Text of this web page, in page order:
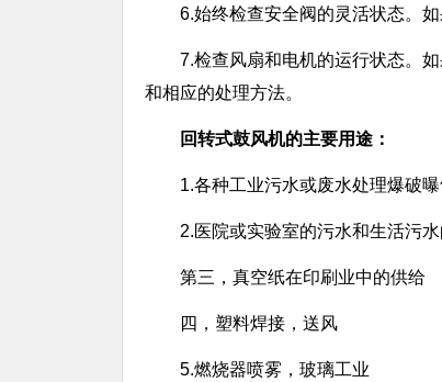
6.始终检查安全阀的灵活状态。
7.检查风扇和电机的运行状态。
和相应的处理方法。
回转式鼓风机的主要用途：
1.各种工业污水或废水处理爆破
2.医院或实验室的污水和生活污
第三，真空纸在印刷业中的供给
四，塑料焊接，送风
5.燃烧器喷雾，玻璃工业